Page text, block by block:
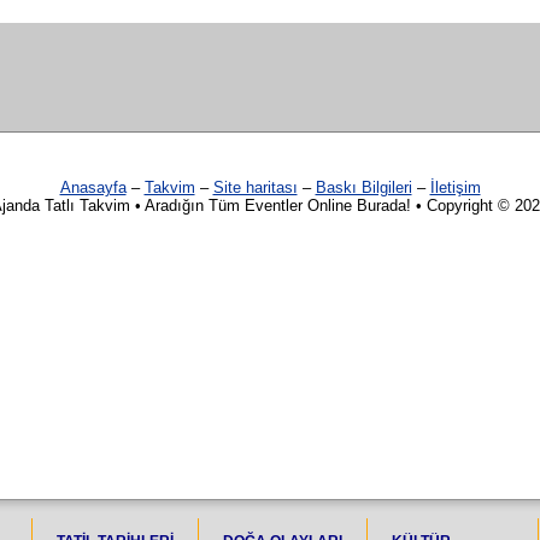
Anasayfa– Takvim – Site haritası – Baskı Bilgileri –
İletişim
Tatlı Takvim • Aradığın Tüm Eventler Online Burada! • Copyright ©